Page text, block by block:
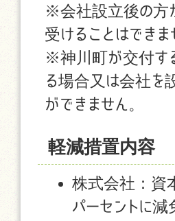
※会社設立後の方
受けることはできま
※神川町が交付す
る場合又は会社を
ができません。
軽減措置内容
株式会社：資
パーセントに